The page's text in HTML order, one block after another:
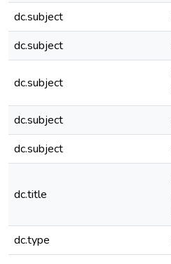
dc.subject
dc.subject
dc.subject
dc.subject
dc.subject
dc.title
dc.type